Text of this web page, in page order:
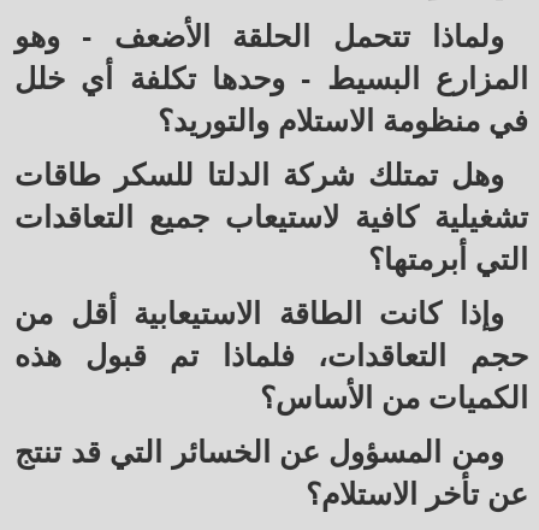
ولماذا تتحمل الحلقة الأضعف - وهو
المزارع البسيط - وحدها تكلفة أي خلل
في منظومة الاستلام والتوريد؟
وهل تمتلك شركة الدلتا للسكر طاقات
تشغيلية كافية لاستيعاب جميع التعاقدات
التي أبرمتها؟
وإذا كانت الطاقة الاستيعابية أقل من
حجم التعاقدات، فلماذا تم قبول هذه
الكميات من الأساس؟
ومن المسؤول عن الخسائر التي قد تنتج
عن تأخر الاستلام؟